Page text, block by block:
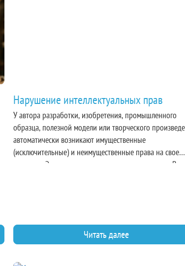
Нарушение интеллектуальных прав
У автора разработки, изобретения, промышленного
образца, полезной модели или творческого
автоматически возникают имущественные
(исключительные) и неимущественные права на свое
создание. Эти два вида прав охраняются законом. В
Читать далее